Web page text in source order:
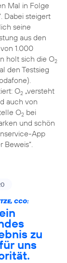
Mal in Folge
Dabei steigert
seine
aus den
1.000
holt sich die O2
den Testsieg
O2„versteht
auch von
O2bei
und schön
App
Beweis“.
CCO:
zu
uns